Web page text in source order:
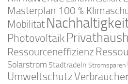
Masterplan 100 %
Mobilität
Photovoltaik
Ressourceneffizienz
Solarstrom Stadtradeln Stromsparen
Umweltschutz